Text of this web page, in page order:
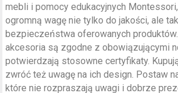
mebli i pomocy edukacyjnych
ogromną wagę nie tylko do jakości, ale
bezpieczeństwa oferowanych
akcesoria są zgodne z obowiązującymi
potwierdzają stosowne certyfikaty.
zwróć też uwagę na ich design. Postaw
które nie rozpraszają uwagi i dobrze